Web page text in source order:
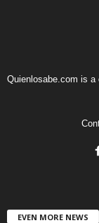
Quienlosabe.com is
EVEN MORE NEWS